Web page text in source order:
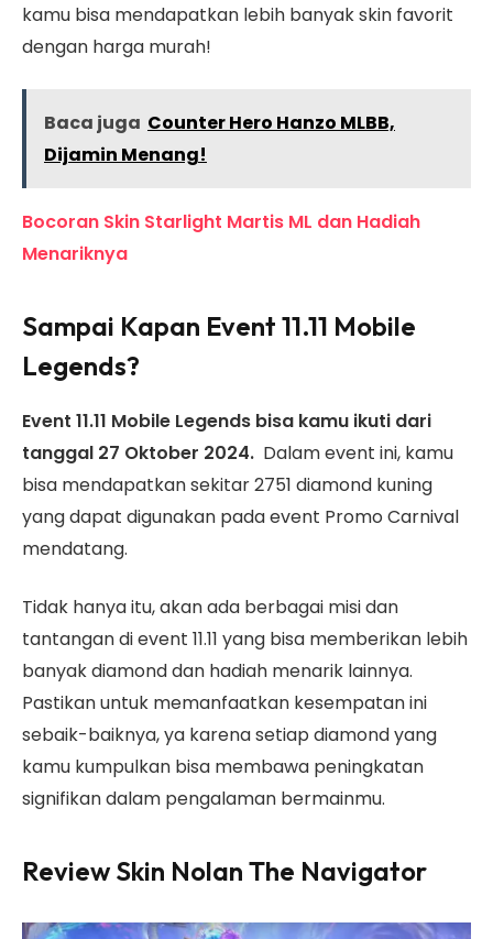
kamu bisa mendapatkan lebih banyak skin favorit
dengan harga murah!
Baca juga Counter Hero Hanzo MLBB,
Dijamin Menang!
Bocoran Skin Starlight Martis ML dan Hadiah
Menariknya
Sampai Kapan Event 11.11 Mobile
Legends?
Event 11.11 Mobile Legends bisa kamu ikuti dari
tanggal 27 Oktober 2024. Dalam event ini, kamu
bisa mendapatkan sekitar 2751 diamond kuning
yang dapat digunakan pada event Promo Carnival
mendatang.
Tidak hanya itu, akan ada berbagai misi dan
tantangan di event 11.11 yang bisa memberikan lebih
banyak diamond dan hadiah menarik lainnya.
Pastikan untuk memanfaatkan kesempatan ini
sebaik-baiknya, ya karena setiap diamond yang
kamu kumpulkan bisa membawa peningkatan
signifikan dalam pengalaman bermainmu.
Review Skin Nolan The Navigator